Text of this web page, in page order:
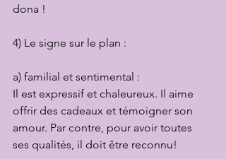
dona !
4) Le signe sur le plan :
a) familial et sentimental :
Il est expressif et chaleureux. Il aime
offrir des cadeaux et témoigner son
amour. Par contre, pour avoir toutes
ses qualités, il doit être reconnu!